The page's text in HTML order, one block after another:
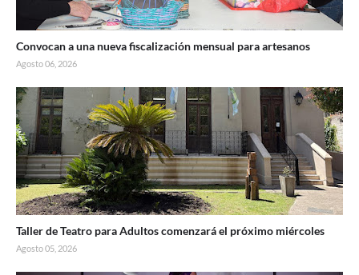
Convocan a una nueva fiscalización mensual para artesanos
Agosto 06, 2026
Taller de Teatro para Adultos comenzará el próximo miércoles
Agosto 05, 2026